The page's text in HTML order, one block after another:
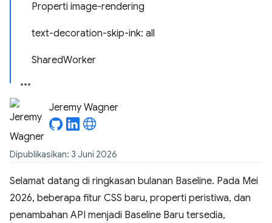
Properti image-rendering
text-decoration-skip-ink: all
SharedWorker
Jeremy Wagner
Dipublikasikan: 3 Juni 2026
Selamat datang di ringkasan bulanan Baseline. Pada Mei
2026, beberapa fitur CSS baru, properti peristiwa, dan
penambahan API menjadi Baseline Baru tersedia,